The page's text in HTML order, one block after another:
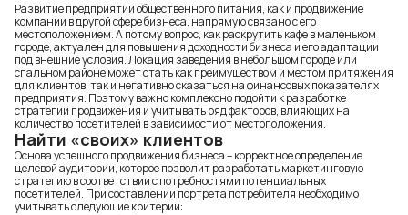
Развитие предприятий общественного питания, как и продвижение
компании в другой сфере бизнеса, напрямую связано с его
местоположением. А потому вопрос, как раскрутить кафе в маленьком
городе, актуален для повышения доходности бизнеса и его адаптации
под внешние условия. Локация заведения в небольшом городе или
спальном районе может стать как преимуществом и местом притяжения
для клиентов, так и негативно сказаться на финансовых показателях
предприятия. Поэтому важно комплексно подойти к разработке
стратегии продвижения и учитывать ряд факторов, влияющих на
количество посетителей в зависимости от местоположения.
Найти «своих» клиентов
Основа успешного продвижения бизнеса – корректное определение
целевой аудитории, которое позволит разработать маркетинговую
стратегию в соответствии с потребностями потенциальных
посетителей. При составлении портрета потребителя необходимо
учитывать следующие критерии: